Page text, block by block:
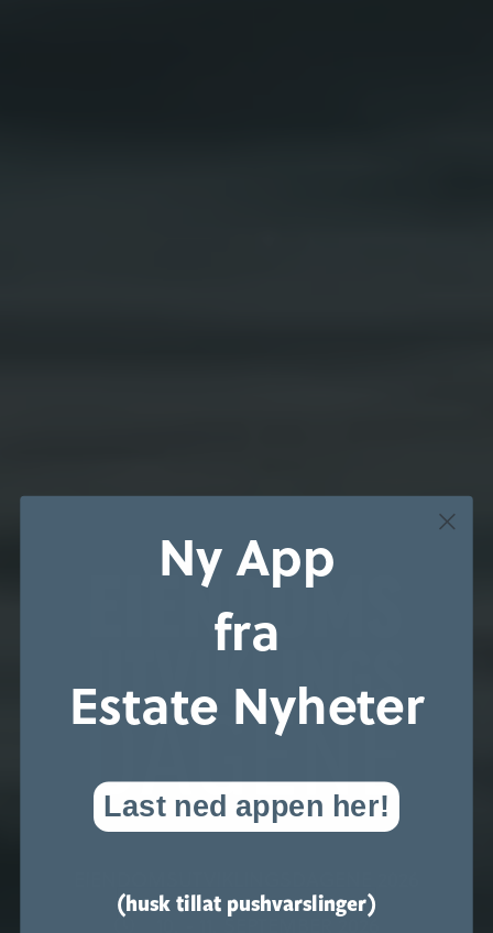
10. - 11. SEPTEMBER 2026
Ny App
fra
Estate Nyheter
Last ned appen her!
(husk tillat pushvarslinger)